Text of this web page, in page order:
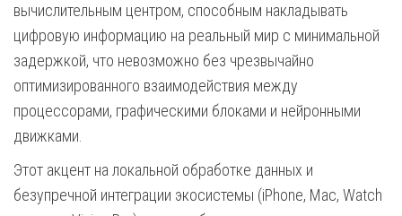
вычислительным центром, способным накладывать
цифровую информацию на реальный мир с минимальной
задержкой, что невозможно без чрезвычайно
оптимизированного взаимодействия между
процессорами, графическими блоками и нейронными
движками.
Этот акцент на локальной обработке данных и
безупречной интеграции экосистемы (iPhone, Mac, Watch